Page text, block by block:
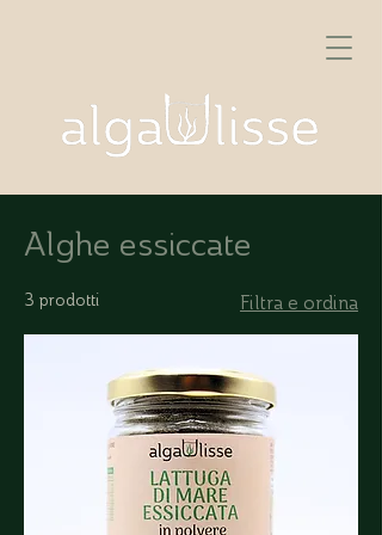
Alghe essiccate
3 prodotti Filtra e ordina